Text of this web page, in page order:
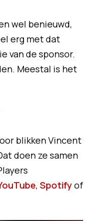
wel benieuwd,
erg met dat
van de sponsor.
Meestal is het
blikken Vincent
doen ze samen
, Spotify of